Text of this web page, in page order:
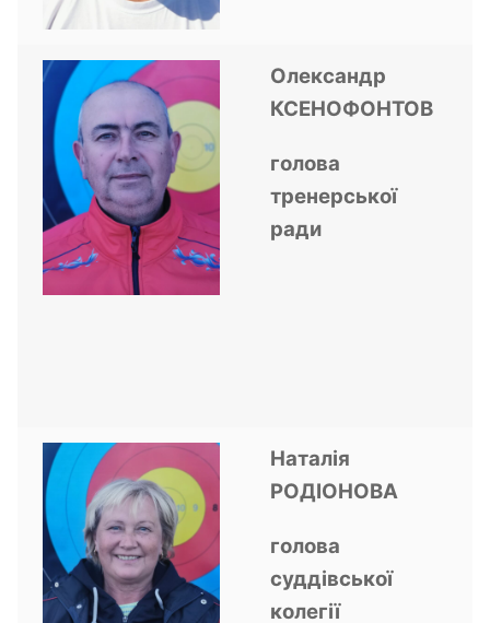
Олександр
КСЕНОФОНТОВ
голова
тренерської
ради
Наталія
РОДІОНОВА
голова
суддівської
колегії